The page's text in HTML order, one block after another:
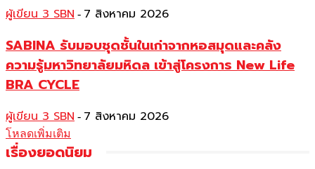
ผู้เขียน 3 SBN - 7 สิงหาคม 2026
SABINA รับมอบชุดชั้นในเก่าจากหอสมุดและคลัง
ความรู้มหาวิทยาลัยมหิดล เข้าสู่โครงการ New Life
BRA CYCLE
ผู้เขียน 3 SBN - 7 สิงหาคม 2026
โหลดเพิ่มเติม
เรื่องยอดนิยม